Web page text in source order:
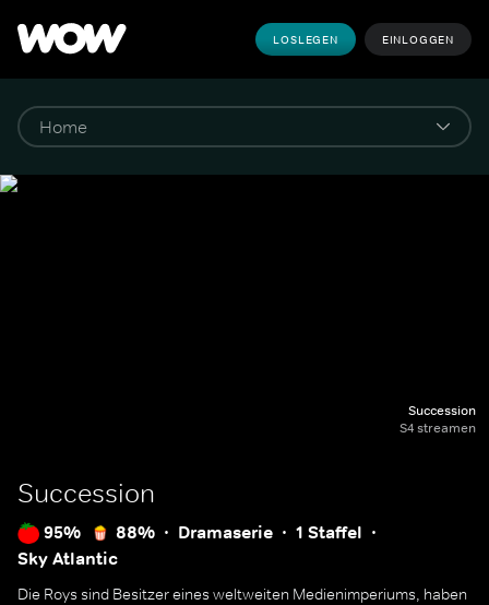
LOSLEGEN EINLOGGEN
Succession
S4 streamen
Succession
95% 88% Dramaserie
1 Staffel
Sky Atlantic
Die Roys sind Besitzer eines weltweiten Medienimperiums, haben